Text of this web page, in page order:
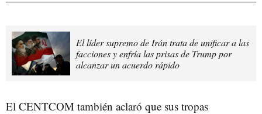
El líder supremo de Irán trata de unificar a las
facciones y enfría las prisas de Trump por
alcanzar un acuerdo rápido
El CENTCOM también aclaró que sus tropas